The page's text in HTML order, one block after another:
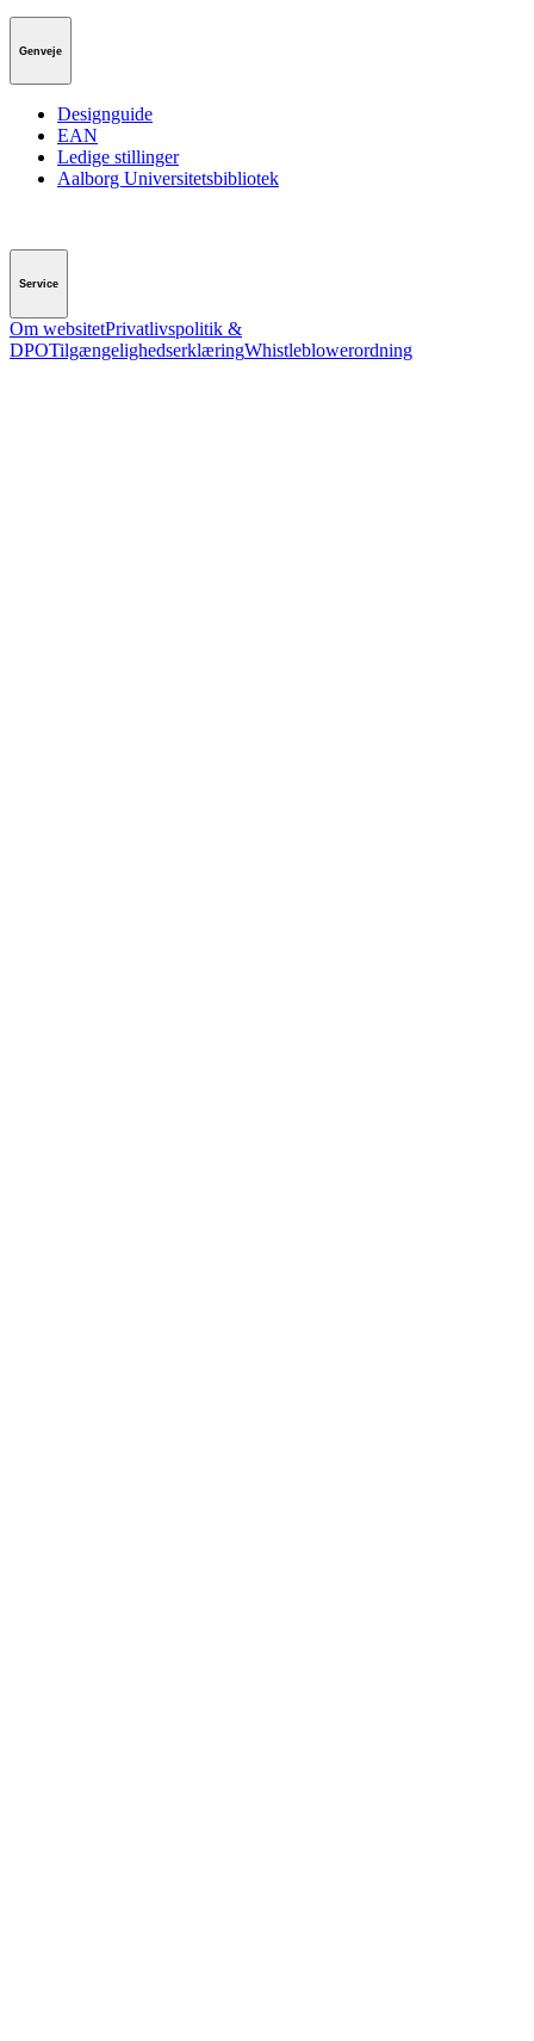
Genveje
Designguide
EAN
Ledige stillinger
Aalborg Universitetsbibliotek
Service
Om websitetPrivatlivspolitik &
DPOTilgængelighedserklæringWhistleblowerordning